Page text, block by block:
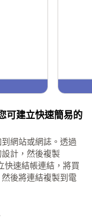
可建立快速簡易的
網站或網誌。透過
計，然後複製
快速結帳連結，將買
後將連結複製到電